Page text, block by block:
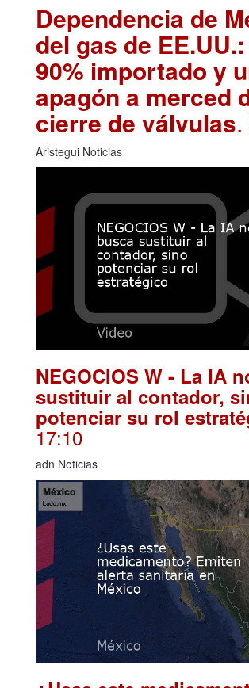
Dependencia de
del gas de
90% importado y
apagón a merced
cierre de válvulas
Aristegui Noticias
NEGOCIOS W - La IA
sustituir al contador,
potenciar su rol
17:10
adn Noticias